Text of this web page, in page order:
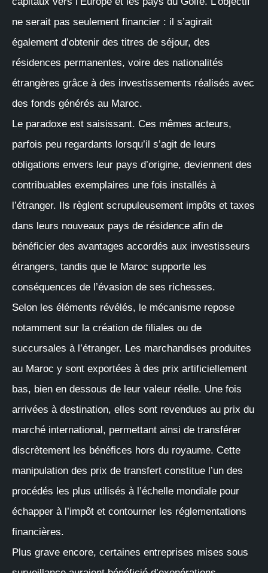
ne serait pas seulement financier : il s’agirait
également d’obtenir des titres de séjour, des
résidences permanentes, voire des nationalités
étrangères grâce à des investissements réalisés avec
des fonds générés au Maroc.
Le paradoxe est saisissant. Ces mêmes acteurs,
parfois peu regardants lorsqu’il s’agit de leurs
obligations envers leur pays d’origine, deviennent des
contribuables exemplaires une fois installés à
l’étranger. Ils règlent scrupuleusement impôts et taxes
dans leurs nouveaux pays de résidence afin de
bénéficier des avantages accordés aux investisseurs
étrangers, tandis que le Maroc supporte les
conséquences de l’évasion de ses richesses.
Selon les éléments révélés, le mécanisme repose
notamment sur la création de filiales ou de
succursales à l’étranger. Les marchandises produites
au Maroc y sont exportées à des prix artificiellement
bas, bien en dessous de leur valeur réelle. Une fois
arrivées à destination, elles sont revendues au prix du
marché international, permettant ainsi de transférer
discrètement les bénéfices hors du royaume. Cette
manipulation des prix de transfert constitue l’un des
procédés les plus utilisés à l’échelle mondiale pour
échapper à l’impôt et contourner les réglementations
financières.
Plus grave encore, certaines entreprises mises sous